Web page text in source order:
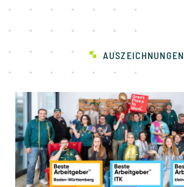
AUSZEICHNUNGEN